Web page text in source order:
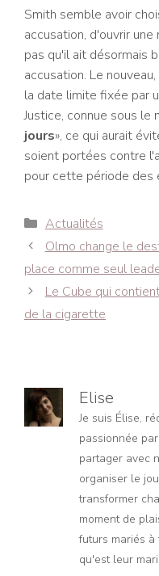
Smith semble avoir
accusation, d'ouvrir
pas qu'il ait désormais
accusation. Le
la date limite fixée par
Justice, connue sous le
jours», ce qui aurait
soient portées contre
pour cette période des
Catégories
Actualités
Navigation
des
articles
Olmo change le
place comme seul
Le Cube qui
de la cigarette
Elise
Je suis Élise,
passionnée
partager avec
organiser le
transformer
moment de
futurs mariés
qu'est leur